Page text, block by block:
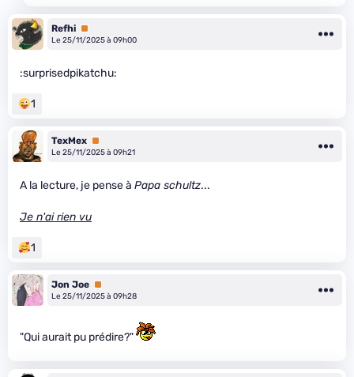
Refhi Premium
Le 25/11/2025 à 09h00
:surprisedpikatchu:
1
TexMex Premium
Le 25/11/2025 à 09h21
A la lecture, je pense à Papa schultz...
Je n'ai rien vu
1
Jon Joe Premium
Le 25/11/2025 à 09h28
"Qui aurait pu prédire?"